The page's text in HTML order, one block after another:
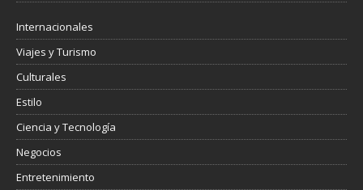
Internacionales
Viajes y Turismo
Culturales
Estilo
Ciencia y Tecnología
Negocios
Entretenimiento